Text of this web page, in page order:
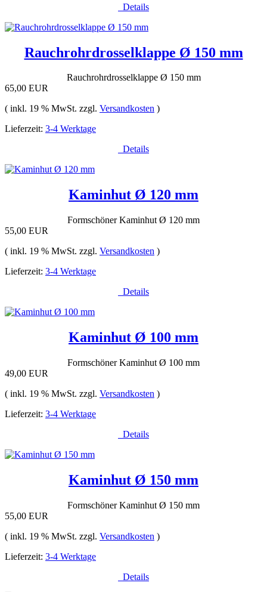
Details
Rauchrohrdrosselklappe Ø 150 mm
Rauchrohrdrosselklappe Ø 150 mm
65,00 EUR
( inkl. 19 % MwSt. zzgl. Versandkosten )
Lieferzeit: 3-4 Werktage
Details
Kaminhut Ø 120 mm
Formschöner Kaminhut Ø 120 mm
55,00 EUR
( inkl. 19 % MwSt. zzgl. Versandkosten )
Lieferzeit: 3-4 Werktage
Details
Kaminhut Ø 100 mm
Formschöner Kaminhut Ø 100 mm
49,00 EUR
( inkl. 19 % MwSt. zzgl. Versandkosten )
Lieferzeit: 3-4 Werktage
Details
Kaminhut Ø 150 mm
Formschöner Kaminhut Ø 150 mm
55,00 EUR
( inkl. 19 % MwSt. zzgl. Versandkosten )
Lieferzeit: 3-4 Werktage
Details